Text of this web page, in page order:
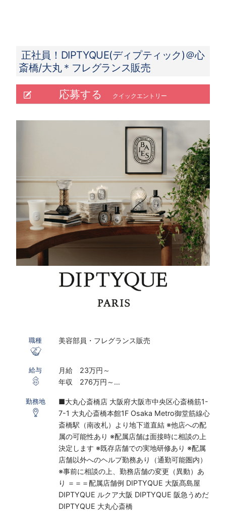
正社員！DIPTYQUE(ディプティック)＠心
斎橋/大丸＊フレグランス販売
応募する クイックエントリー
職種 美容部員・フレグランス販売
給与
月給 23万円～
年収 276万円～
雇用形態：正社員
※試用期間6ヶ月（その間の給与・待遇に差異は
ありません）
勤務地
■大丸心斎橋店 大阪府大阪市中央区心斎橋筋1-
7-1 大丸心斎橋本館1F Osaka Metro御堂筋線心
斎橋駅（南改札）より地下道直結 ※他店への配
属の可能性あり ※配属店舗は面接時に相談の上
決定します ※既存店舗での実地研修あり ※配属
店舗以外へのヘルプ勤務あり（通勤可能圏内）
※事前に相談の上、勤務店舗の変更（異動）あ
り ＝＝＝配属店舗例 DIPTYQUE 大阪髙島屋
DIPTYQUE ルクア大阪 DIPTYQUE 阪急うめだ
DIPTYQUE 大丸心斎橋